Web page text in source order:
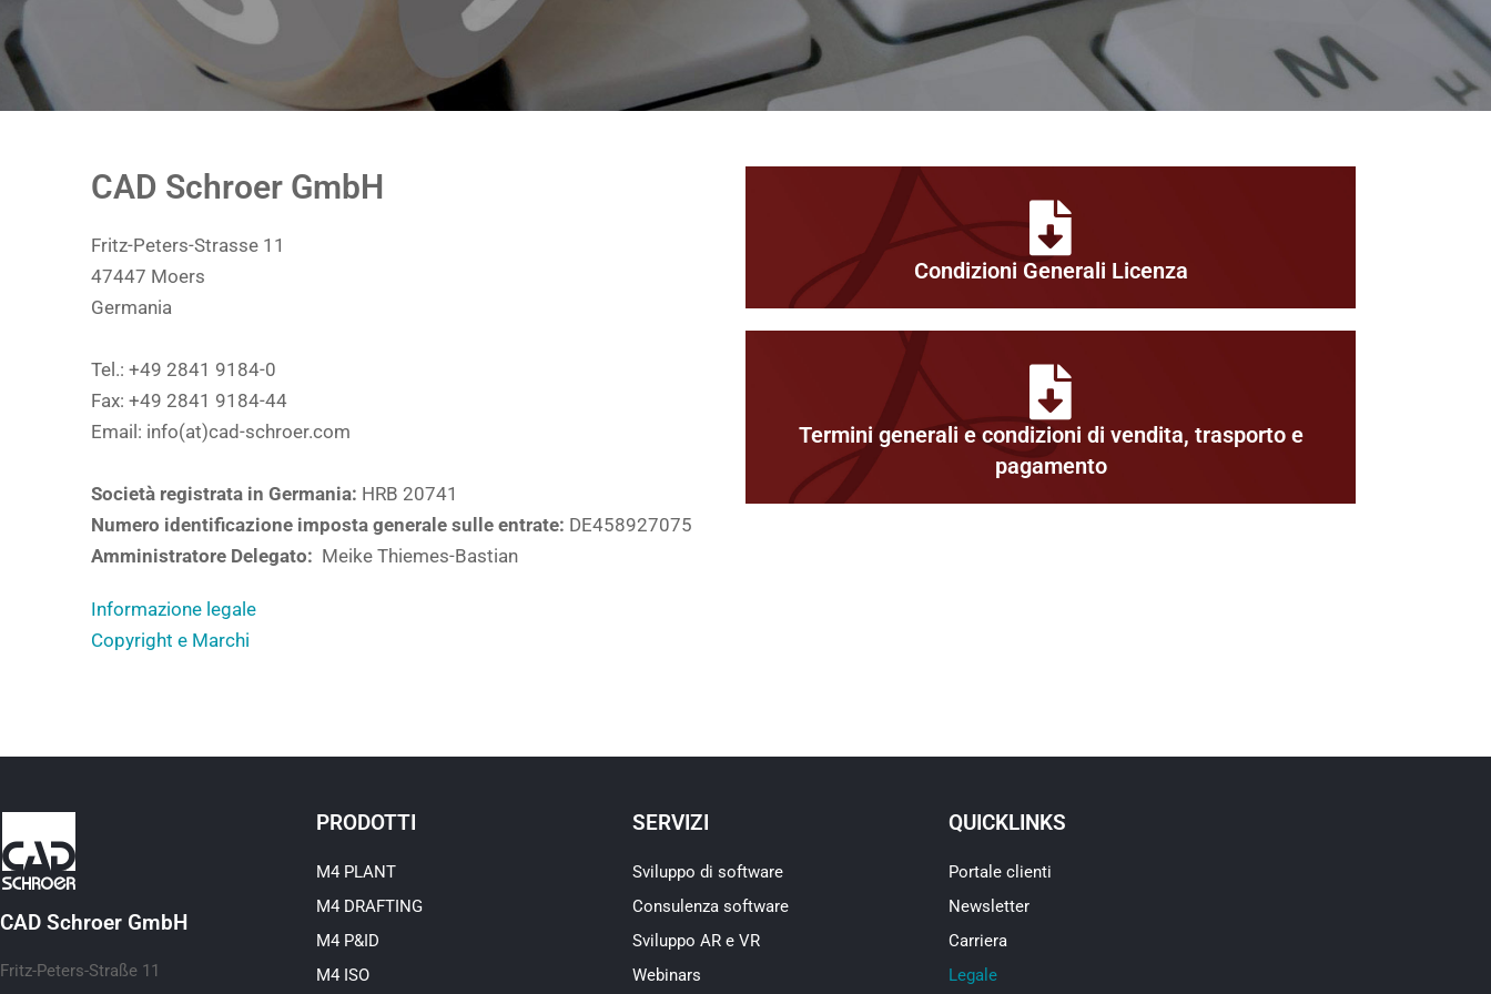
CAD Schroer GmbH
Fritz-Peters-Strasse 11
47447 Moers
Germania
Tel.: +49 2841 9184-0
Fax: +49 2841 9184-44
Email: info(at)cad-schroer.com
Società registrata in Germania: HRB 20741
Numero identificazione imposta generale sulle entrate: DE458927075
Amministratore Delegato: Meike Thiemes-Bastian
Informazione legale
Copyright e Marchi
Condizioni Generali Licenza
Termini generali e condizioni di vendita, trasporto e
pagamento
CAD Schroer GmbH
Fritz-Peters-Straße 11
PRODOTTI
M4 PLANT
M4 DRAFTING
M4 P&ID
M4 ISO
SERVIZI
Sviluppo di software
Consulenza software
Sviluppo AR e VR
Webinars
QUICKLINKS
Portale clienti
Newsletter
Carriera
Legale